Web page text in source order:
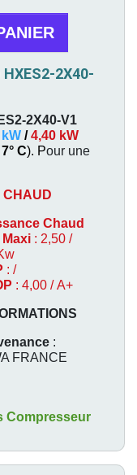
2X40-
2X40-V1
/4,40 kW
C). Pour une
CHAUD
Chaud
Maxi : 2,50 /
: /
: 4,00 / A+
:
FRANCE
Compresseur